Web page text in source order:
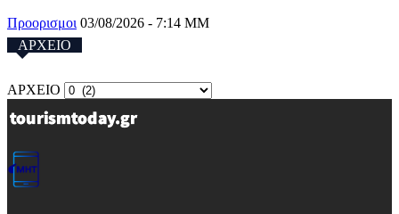
Προορισμοι 03/08/2026 - 7:14 ΜΜ
ΑΡΧΕΙΟ
ΑΡΧΕΙΟ